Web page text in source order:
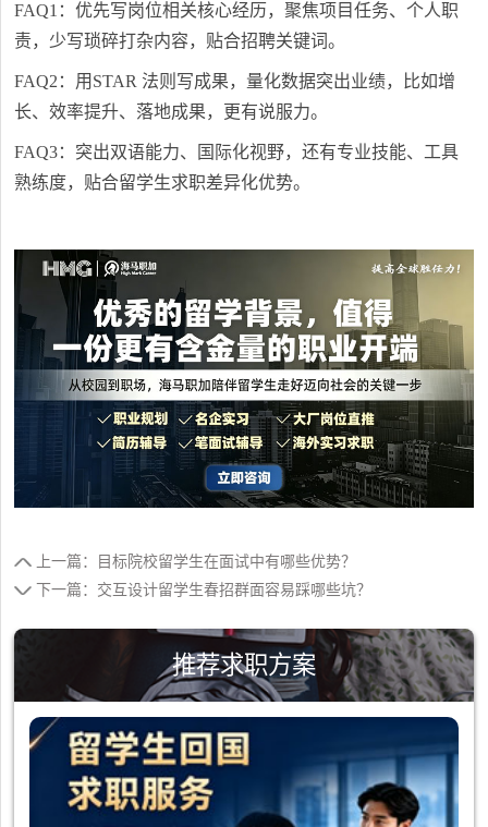
FAQ1：优先写岗位相关核心经历，聚焦项目任务、个人职
责，少写琐碎打杂内容，贴合招聘关键词。
FAQ2：用STAR 法则写成果，量化数据突出业绩，比如增
长、效率提升、落地成果，更有说服力。
FAQ3：突出双语能力、国际化视野，还有专业技能、工具
熟练度，贴合留学生求职差异化优势。
上一篇：目标院校留学生在面试中有哪些优势？
下一篇：交互设计留学生春招群面容易踩哪些坑？
推荐求职方案